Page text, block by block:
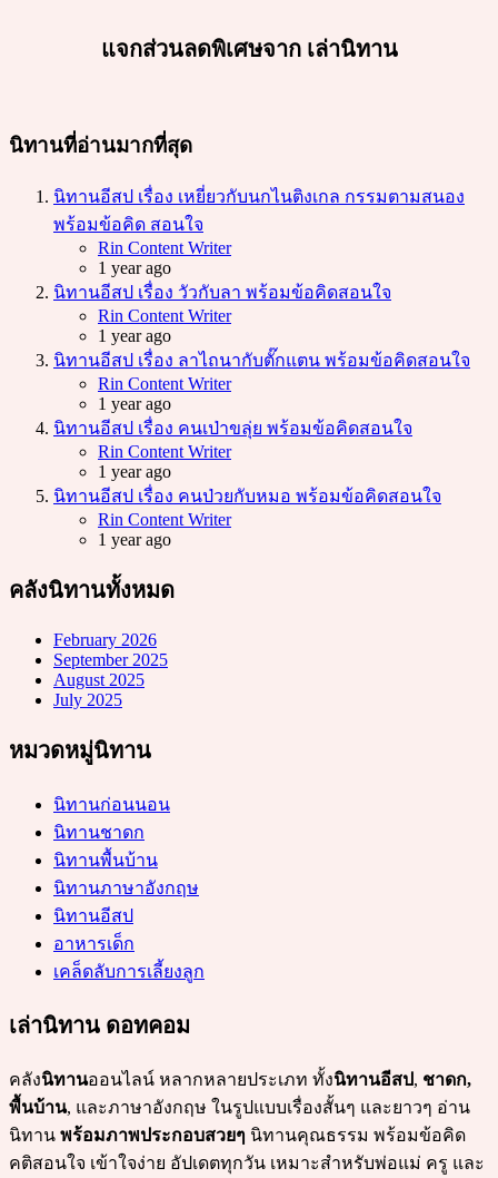
แจกส่วนลดพิเศษจาก เล่านิทาน
นิทานที่อ่านมากที่สุด
นิทานอีสป เรื่อง เหยี่ยวกับนกไนติงเกล กรรมตามสนอง
พร้อมข้อคิด สอนใจ
Posted
Rin Content Writer
1 year ago
นิทานอีสป เรื่อง วัวกับลา พร้อมข้อคิดสอนใจ
Posted
Rin Content Writer
1 year ago
นิทานอีสป เรื่อง ลาไถนากับตั๊กแตน พร้อมข้อคิดสอนใจ
Posted
Rin Content Writer
1 year ago
นิทานอีสป เรื่อง คนเป่าขลุ่ย พร้อมข้อคิดสอนใจ
Posted
Rin Content Writer
1 year ago
นิทานอีสป เรื่อง คนป่วยกับหมอ พร้อมข้อคิดสอนใจ
Posted
Rin Content Writer
1 year ago
คลังนิทานทั้งหมด
February 2026
September 2025
August 2025
July 2025
หมวดหมู่นิทาน
นิทานก่อนนอน
นิทานชาดก
นิทานพื้นบ้าน
นิทานภาษาอังกฤษ
นิทานอีสป
อาหารเด็ก
เคล็ดลับการเลี้ยงลูก
เล่านิทาน ดอทคอม
คลังนิทานออนไลน์ หลากหลายประเภท ทั้งนิทานอีสป, ชาดก,
พื้นบ้าน, และภาษาอังกฤษ ในรูปแบบเรื่องสั้นๆ และยาวๆ อ่าน
นิทาน พร้อมภาพประกอบสวยๆ นิทานคุณธรรม พร้อมข้อคิด
คติสอนใจ เข้าใจง่าย อัปเดตทุกวัน เหมาะสำหรับพ่อแม่ ครู และ